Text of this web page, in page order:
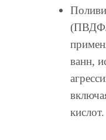
(ПВДФ/
ванн,
кислот.